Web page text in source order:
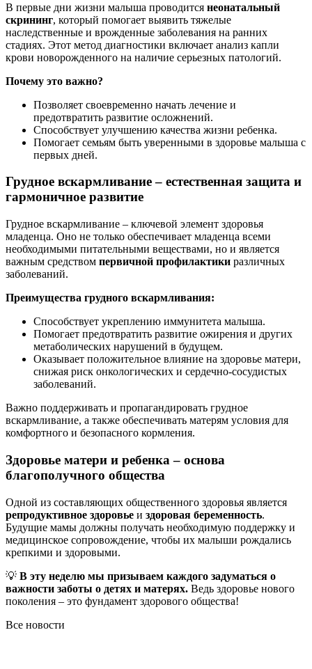
В первые дни жизни малыша проводится неонатальный
скрининг, который помогает выявить тяжелые
наследственные и врожденные заболевания на ранних
стадиях. Этот метод диагностики включает анализ капли
крови новорожденного на наличие серьезных патологий.
Почему это важно?
Позволяет своевременно начать лечение и
предотвратить развитие осложнений.
Способствует улучшению качества жизни ребенка.
Помогает семьям быть уверенными в здоровье малыша с
первых дней.
Грудное вскармливание – естественная защита и
гармоничное развитие
Грудное вскармливание – ключевой элемент здоровья
младенца. Оно не только обеспечивает младенца всеми
необходимыми питательными веществами, но и является
важным средством первичной профилактики различных
заболеваний.
Преимущества грудного вскармливания:
Способствует укреплению иммунитета малыша.
Помогает предотвратить развитие ожирения и других
метаболических нарушений в будущем.
Оказывает положительное влияние на здоровье матери,
снижая риск онкологических и сердечно-сосудистых
заболеваний.
Важно поддерживать и пропагандировать грудное
вскармливание, а также обеспечивать матерям условия для
комфортного и безопасного кормления.
Здоровье матери и ребенка – основа
благополучного общества
Одной из составляющих общественного здоровья является
репродуктивное здоровье и здоровая беременность.
Будущие мамы должны получать необходимую поддержку и
медицинское сопровождение, чтобы их малыши рождались
крепкими и здоровыми.
💡 В эту неделю мы призываем каждого задуматься о
важности заботы о детях и матерях. Ведь здоровье нового
поколения – это фундамент здорового общества!
Все новости